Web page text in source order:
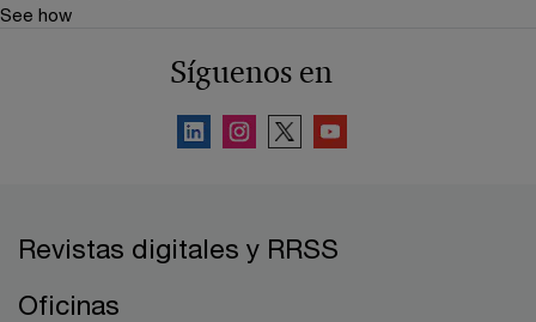
See how
Síguenos en
Revistas digitales y RRSS
Oficinas